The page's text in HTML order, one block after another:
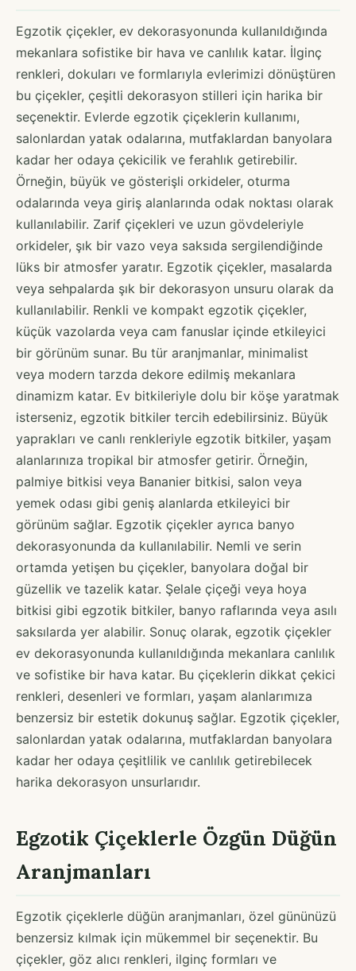
Egzotik çiçekler, ev dekorasyonunda kullanıldığında
mekanlara sofistike bir hava ve canlılık katar. İlginç
renkleri, dokuları ve formlarıyla evlerimizi dönüştüren
bu çiçekler, çeşitli dekorasyon stilleri için harika bir
seçenektir. Evlerde egzotik çiçeklerin kullanımı,
salonlardan yatak odalarına, mutfaklardan banyolara
kadar her odaya çekicilik ve ferahlık getirebilir.
Örneğin, büyük ve gösterişli orkideler, oturma
odalarında veya giriş alanlarında odak noktası olarak
kullanılabilir. Zarif çiçekleri ve uzun gövdeleriyle
orkideler, şık bir vazo veya saksıda sergilendiğinde
lüks bir atmosfer yaratır. Egzotik çiçekler, masalarda
veya sehpalarda şık bir dekorasyon unsuru olarak da
kullanılabilir. Renkli ve kompakt egzotik çiçekler,
küçük vazolarda veya cam fanuslar içinde etkileyici
bir görünüm sunar. Bu tür aranjmanlar, minimalist
veya modern tarzda dekore edilmiş mekanlara
dinamizm katar. Ev bitkileriyle dolu bir köşe yaratmak
isterseniz, egzotik bitkiler tercih edebilirsiniz. Büyük
yaprakları ve canlı renkleriyle egzotik bitkiler, yaşam
alanlarınıza tropikal bir atmosfer getirir. Örneğin,
palmiye bitkisi veya Bananier bitkisi, salon veya
yemek odası gibi geniş alanlarda etkileyici bir
görünüm sağlar. Egzotik çiçekler ayrıca banyo
dekorasyonunda da kullanılabilir. Nemli ve serin
ortamda yetişen bu çiçekler, banyolara doğal bir
güzellik ve tazelik katar. Şelale çiçeği veya hoya
bitkisi gibi egzotik bitkiler, banyo raflarında veya asılı
saksılarda yer alabilir. Sonuç olarak, egzotik çiçekler
ev dekorasyonunda kullanıldığında mekanlara canlılık
ve sofistike bir hava katar. Bu çiçeklerin dikkat çekici
renkleri, desenleri ve formları, yaşam alanlarımıza
benzersiz bir estetik dokunuş sağlar. Egzotik çiçekler,
salonlardan yatak odalarına, mutfaklardan banyolara
kadar her odaya çeşitlilik ve canlılık getirebilecek
harika dekorasyon unsurlarıdır.
Egzotik Çiçeklerle Özgün Düğün
Aranjmanları
Egzotik çiçeklerle düğün aranjmanları, özel gününüzü
benzersiz kılmak için mükemmel bir seçenektir. Bu
çiçekler, göz alıcı renkleri, ilginç formları ve